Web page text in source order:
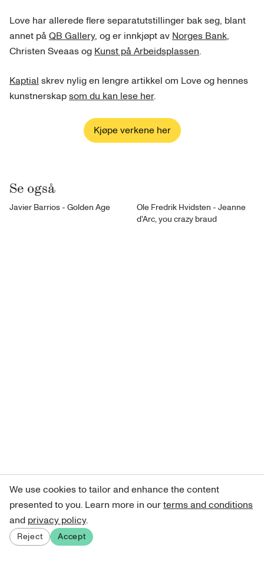
Love har allerede flere separatutstillinger bak seg, blant
annet påQB Gallery, og er innkjøpt av Norges Bank,
Christen Sveaas og Kunst på Arbeidsplassen.
Kaptial skrev nylig en lengre artikkel om Love og hennes
kunstnerskapsom du kan lese her.
Kjøpe verkene her
Se også
Javier Barrios - Golden Age
Ole Fredrik Hvidsten - Jeanne
d'Arc, you crazy braud
We use cookies to tailor and enhance the content
presented to you. Learn more in ourterms and conditions
and privacy policy.
Reject Accept